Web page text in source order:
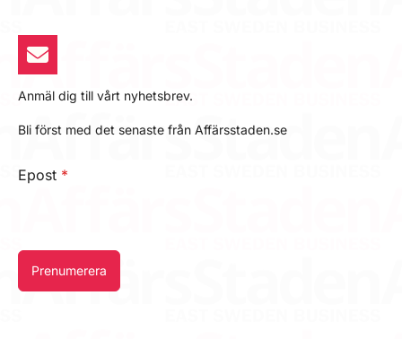
Anmäl dig till vårt nyhetsbrev.
Bli först med det senaste från Affärsstaden.se
Epost *
Prenumerera